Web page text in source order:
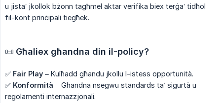
u jista’ jkollok bżonn tagħmel aktar verifika biex terġa’ tidħol
fil-kont prinċipali tiegħek.
📜 Għaliex għandna din il-policy?
✅ Fair Play – Kulħadd għandu jkollu l-istess opportunità.
✅ Konformità – Għandna nsegwu standards ta’ sigurtà u
regolamenti internazzjonali.